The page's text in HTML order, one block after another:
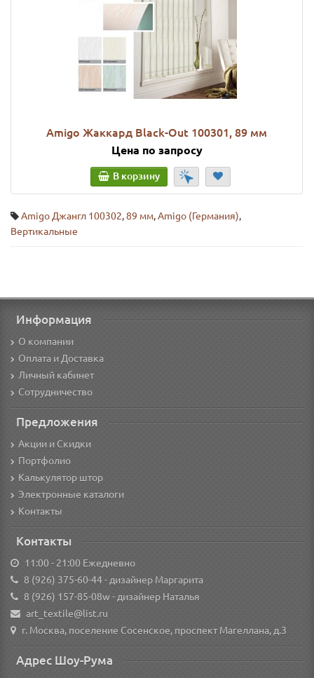
Amigo Жаккард Black-Out 100301, 89 мм
Цена по запросу
В корзину
Amigo Джангл 100302,89 мм,Amigo (Германия),
Вертикальные
Информация
О компании
Оплата и Доставка
Личный кабинет
Сотрудничество
Предложения
Акции и Скидки
Портфолио
Калькулятор штор
Электронные каталоги
Контакты
Контакты
11:00 - 21:00 Ежедневно
8 (926) 375-60-44- дизайнер Маргарита
8 (926) 157-85-08w- дизайнер Наталья
art_textile@list.ru
г. Москва, поселение Сосенское, проспект Магеллана, д.3
Адрес Шоу-Рума